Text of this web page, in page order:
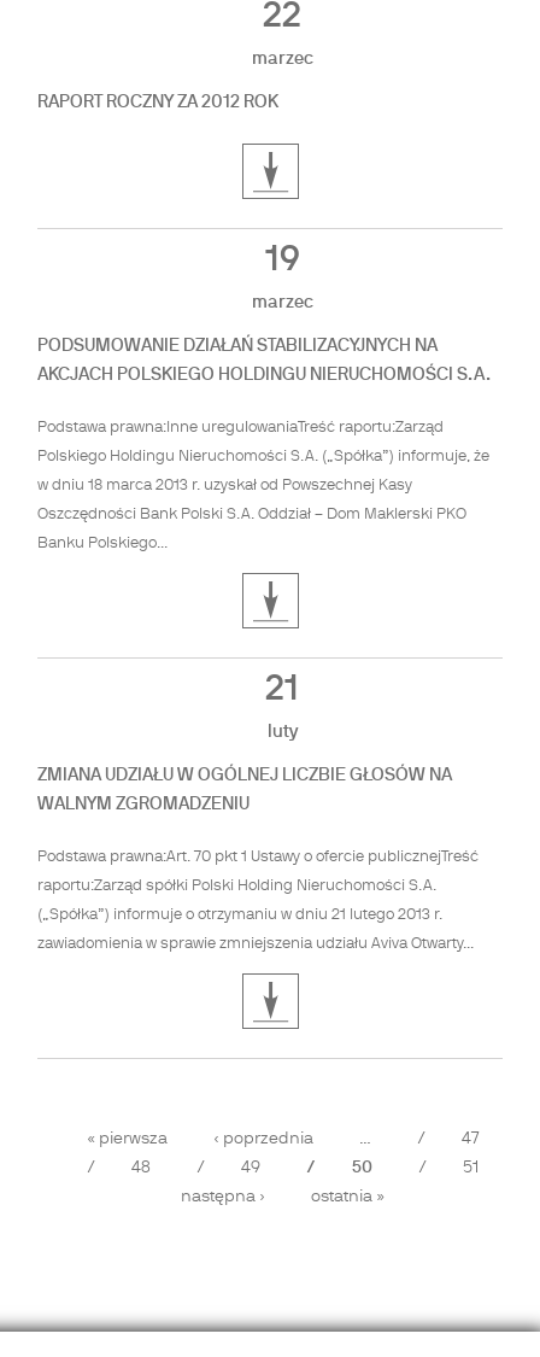
22
marzec
RAPORT ROCZNY ZA 2012 ROK
19
marzec
PODSUMOWANIE DZIAŁAŃ STABILIZACYJNYCH NA
AKCJACH POLSKIEGO HOLDINGU NIERUCHOMOŚCI S.A.
Podstawa prawna:Inne uregulowaniaTreść raportu:Zarząd
Polskiego Holdingu Nieruchomości S.A. („Spółka”) informuje, że
w dniu 18 marca 2013 r. uzyskał od Powszechnej Kasy
Oszczędności Bank Polski S.A. Oddział – Dom Maklerski PKO
Banku Polskiego...
21
luty
ZMIANA UDZIAŁU W OGÓLNEJ LICZBIE GŁOSÓW NA
WALNYM ZGROMADZENIU
Podstawa prawna:Art. 70 pkt 1 Ustawy o ofercie publicznejTreść
raportu:Zarząd spółki Polski Holding Nieruchomości S.A.
(„Spółka”) informuje o otrzymaniu w dniu 21 lutego 2013 r.
zawiadomienia w sprawie zmniejszenia udziału Aviva Otwarty...
« pierwsza ‹ poprzednia …
47
48
49 50
51
następna ›
ostatnia »